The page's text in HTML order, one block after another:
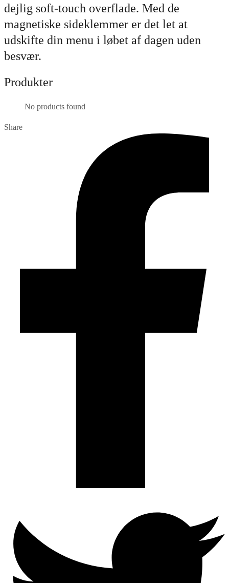
dejlig soft-touch overflade. Med de
magnetiske sideklemmer er det let at
udskifte din menu i løbet af dagen uden
besvær.
Produkter
No products found
Share